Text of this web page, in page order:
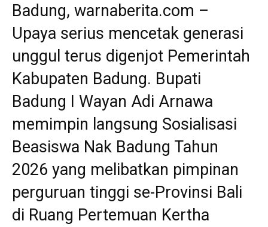
Badung, warnaberita.com –
Upaya serius mencetak generasi
unggul terus digenjot Pemerintah
Kabupaten Badung. Bupati
Badung I Wayan Adi Arnawa
memimpin langsung Sosialisasi
Beasiswa Nak Badung Tahun
2026 yang melibatkan pimpinan
perguruan tinggi se-Provinsi Bali
di Ruang Pertemuan Kertha